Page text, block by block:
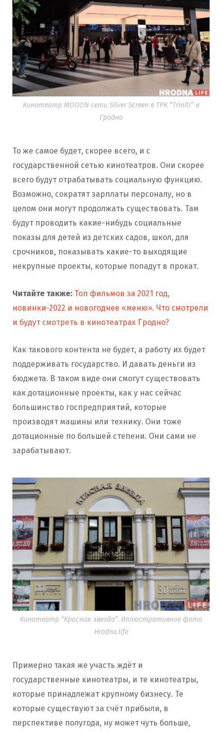
Кинотеатр MOOON сети Silver Screen в ТРК “Triniti” в
Гродно
То же самое будет, скорее всего, и с
государственной сетью кинотеатров. Они скорее
всего будут отрабатывать социальную функцию.
Возможно, сократят зарплаты персоналу, но в
целом они могут продолжать существовать. Там
будут проводить какие-нибудь социальные
показы для детей из детских садов, школ, для
срочников, показывать какие-то выходящие
некрупные проекты, которые попадут в прокат.
Читайте также: Топ фильмов за 2021 год,
новинки-2022 и новогоднее «меню». Что смотрели
и будут смотреть в кинотеатрах Гродно?
Как такового контента не будет, а работу их будет
поддерживать государство. И давать деньги из
бюджета. В таком виде они смогут существовать
как дотационные проекты, как у нас сейчас
большинство госпредприятий, которые
производят машины или технику. Они тоже
дотационные по большей степени. Они сами не
зарабатывают.
Кинотеатр “Красная звезда”. Иллюстративное фото
Hrodna.life
Примерно такая же участь ждёт и
государственные кинотеатры, и те кинотеатры,
которые принадлежат крупному бизнесу. Те
которые существуют за счёт прибыли, в
перспективе полугода, ну может чуть больше,